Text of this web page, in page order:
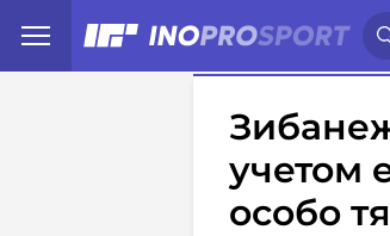
Иностранцы о
учетом
особо